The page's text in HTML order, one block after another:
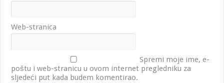
Web-stranica
Spremi moje ime, e-
poštu i web-stranicu u ovom internet pregledniku za
sljedeći put kada budem komentirao.